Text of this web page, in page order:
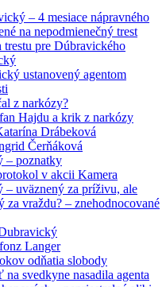
– 4 mesiace nápravného
na nepodmienečný trest
trestu pre Dúbravického
ustanovený agentom
z narkózy?
Hajdu a krik z narkózy
Drábeková
Čerňáková
– poznatky
v akcii Kamera
– uväznený za príživu, ale
za vraždu? – znehodnocované
Langer
odňatia slobody
na svedkyne nasadila agenta